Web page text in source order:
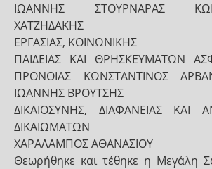
ΙΩΑΝΝΗΣ ΣΤΟΥΡΝΑΡΑΣ
ΧΑΤΖΗΔΑΚΗΣ
ΕΡΓΑΣΙΑΣ, ΚΟΙΝΩΝΙΚΗΣ
ΠΑΙΔΕΙΑΣ ΚΑΙ ΘΡΗΣΚΕΥΜΑΤΩΝ
ΠΡΟΝΟΙΑΣ ΚΩΝΣΤΑΝΤΙΝΟΣ
ΙΩΑΝΝΗΣ ΒΡΟΥΤΣΗΣ
ΔΙΚΑΙΟΣΥΝΗΣ, ΔΙΑΦΑΝΕΙΑΣ ΚΑΙ
ΔΙΚΑΙΩΜΑΤΩΝ
ΧΑΡΑΛΑΜΠΟΣ ΑΘΑΝΑΣΙΟΥ
Θεωρήθηκε και τέθηκε η Μεγάλη